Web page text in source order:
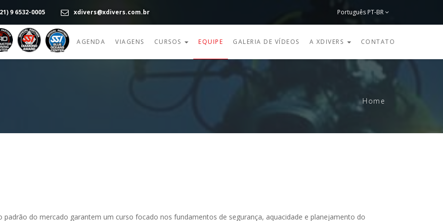
9 6532-0005 xdivers@xdivers.com.br Português PT-BR
AGENDA
VIAGENS CURSOS EQUIPE GALERIA DE VÍDEOS A XDIVERS CONTATO
Home
do mercado garantem um curso focado nos fundamentos de segurança, aquacidade e planejamento do